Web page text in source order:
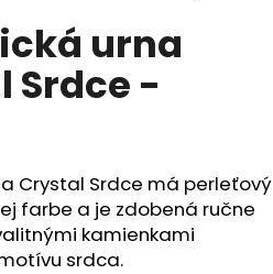
urna
Srdce -
Crystal Srdce má perleťový
farbe a je zdobená ručne
kamienkami
srdca.